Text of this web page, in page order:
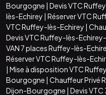
Bourgogne | Devis VTC
lès-Echirey | Réserver VTC
VTC Ruffey-lès-Echirey |
Devis VTC Ruffey-lès-
VAN 7 places Ruffey-lès-
Réserver VTC Ruffey-lès-
| Mise à disposition VTC
Bourgogne | Chauffeur Privé
Dijon-Bourgogne | Devis VTC